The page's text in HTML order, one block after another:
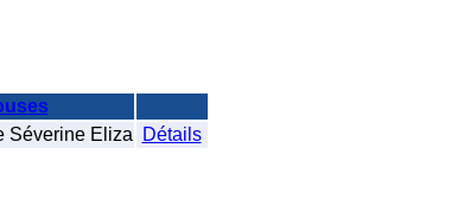
Séverine Eliza Détails